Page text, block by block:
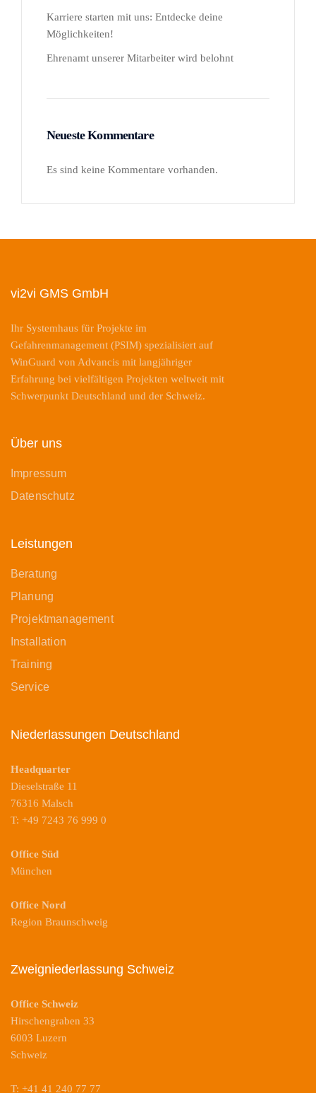
Karriere starten mit uns: Entdecke deine
Möglichkeiten!
Ehrenamt unserer Mitarbeiter wird belohnt
Neueste Kommentare
Es sind keine Kommentare vorhanden.
vi2vi GMS GmbH
Ihr Systemhaus für Projekte im
Gefahrenmanagement (PSIM) spezialisiert auf
WinGuard von Advancis mit langjähriger
Erfahrung bei vielfältigen Projekten weltweit mit
Schwerpunkt Deutschland und der Schweiz.
Über uns
Impressum
Datenschutz
Leistungen
Beratung
Planung
Projektmanagement
Installation
Training
Service
Niederlassungen Deutschland
Headquarter
Dieselstraße 11
76316 Malsch
T: +49 7243 76 999 0
Office Süd
München
Office Nord
Region Braunschweig
Zweigniederlassung Schweiz
Office Schweiz
Hirschengraben 33
6003 Luzern
Schweiz
T: +41 41 240 77 77